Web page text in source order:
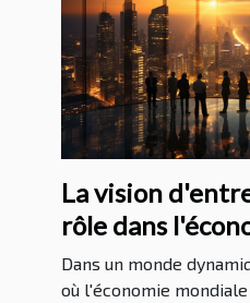
La vision
rôle dans
Dans un monde
où l'économie